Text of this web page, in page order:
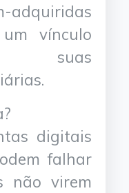
adquiridas
vínculo
suas
digitais
falhar
não virem